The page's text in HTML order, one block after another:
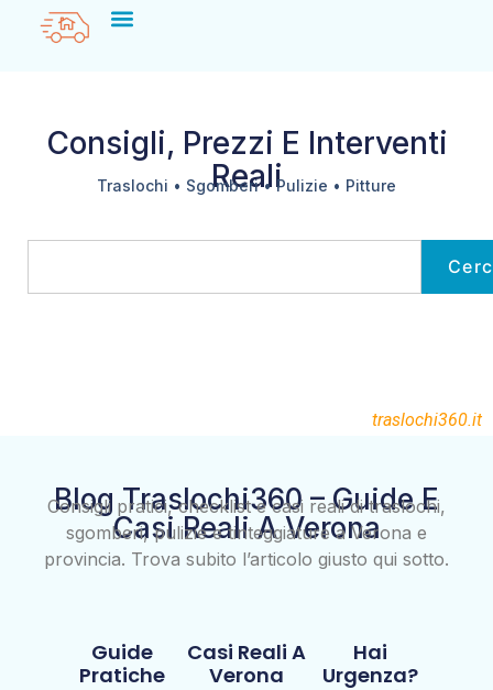
Consigli, Prezzi E Interventi
Reali
Traslochi • Sgomberi • Pulizie • Pitture
traslochi360.it
Blog Traslochi360 – Guide E
Casi Reali A Verona
Consigli pratici, checklist e casi reali di traslochi,
sgomberi, pulizie e tinteggiature a Verona e
provincia. Trova subito l’articolo giusto qui sotto.
Guide
Pratiche
Casi Reali A
Verona
Hai
Urgenza?